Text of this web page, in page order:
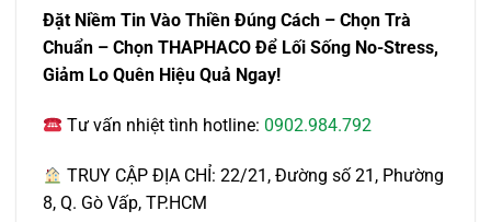
Đặt Niềm Tin Vào Thiền Đúng Cách – Chọn Trà
Chuẩn – Chọn THAPHACO Để Lối Sống No-Stress,
Giảm Lo Quên Hiệu Quả Ngay!
Tư vấn nhiệt tình hotline: 0902.984.792
TRUY CẬP ĐỊA CHỈ: 22/21, Đường số 21, Phường
8, Q. Gò Vấp, TP.HCM